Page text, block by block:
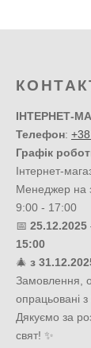
ІНТЕРНЕТ-
Телефон:
Графік
Інтернет-
Менеджер на
9:00 - 17:00
📅 25.12.2025
15:00
🎄 з
Замовлення,
опрацьовані з
Дякуємо за
свят! ✨